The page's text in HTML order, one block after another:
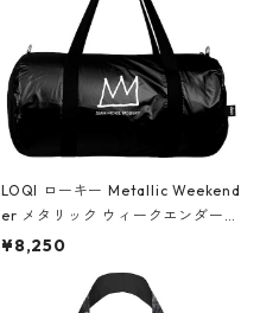
LOQI ローキー Metallic Weekend
er メタリック ウィークエンダー
ボストンバッグ ショルダーバッグ
Black ジャン=ミッシェル・バスキ
¥8,250